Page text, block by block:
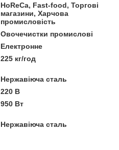
HoReCa, Fast-food, Торгові
магазини, Харчова
промисловість
Овочечистки промислові
Електронне
225 кг/год
Нержавіюча сталь
220 В
950 Вт
Нержавіюча сталь